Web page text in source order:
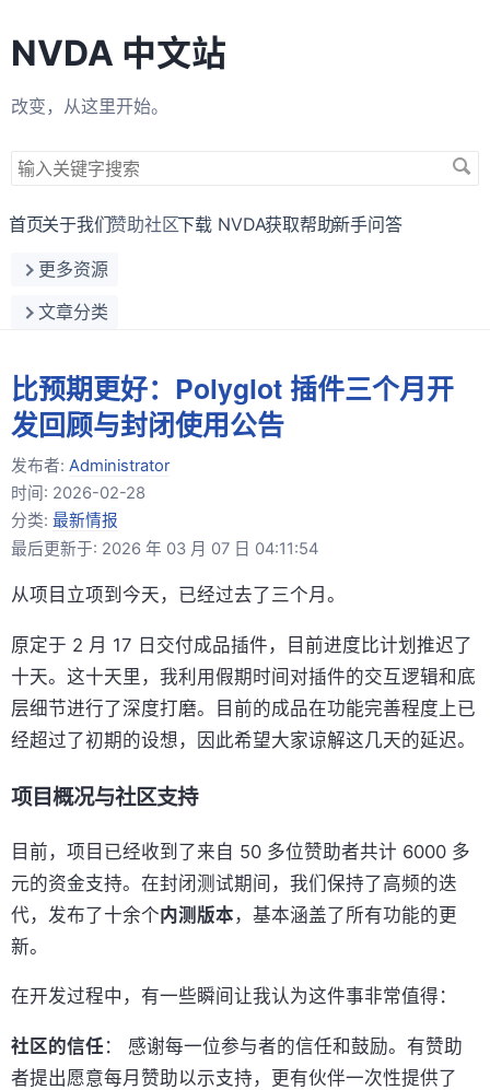
NVDA 中文站
改变，从这里开始。
搜
关
字
首页关于我们赞助社区下载 NVDA获取帮助新手问答
更多资源
文章分类
比预期更好：Polyglot 插件三个月开
发回顾与封闭使用公告
发布者: Administrator
时间: 2026-02-28
分类: 最新情报
最后更新于: 2026 年 03 月 07 日 04:11:54
从项目立项到今天，已经过去了三个月。
原定于 2 月 17 日交付成品插件，目前进度比计划推迟了
十天。这十天里，我利用假期时间对插件的交互逻辑和底
层细节进行了深度打磨。目前的成品在功能完善程度上已
经超过了初期的设想，因此希望大家谅解这几天的延迟。
项目概况与社区支持
目前，项目已经收到了来自 50 多位赞助者共计 6000 多
元的资金支持。在封闭测试期间，我们保持了高频的迭
代，发布了十余个内测版本 ，基本涵盖了所有功能的更
新。
在开发过程中，有一些瞬间让我认为这件事非常值得：
社区的信任 ： 感谢每一位参与者的信任和鼓励。有赞助
者提出愿意每月赞助以示支持，更有伙伴一次性提供了